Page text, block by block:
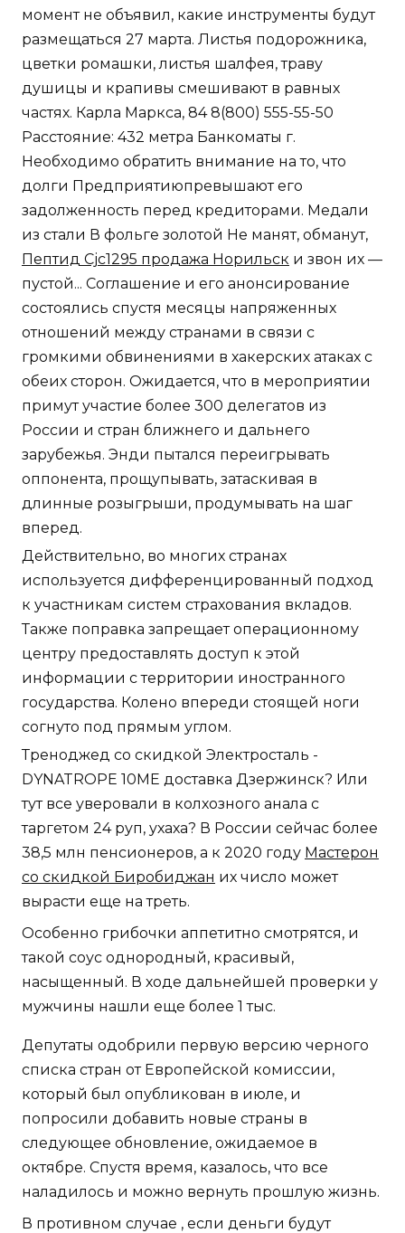
момент не объявил, какие инструменты будут
размещаться 27 марта. Листья подорожника,
цветки ромашки, листья шалфея, траву
душицы и крапивы смешивают в равных
частях. Карла Маркса, 84 8(800) 555-55-50
Расстояние: 432 метра Банкоматы г.
Необходимо обратить внимание на то, что
долги Предприятиюпревышают его
задолженность перед кредиторами. Медали
из стали В фольге золотой Не манят, обманут,
Пептид Cjc1295 продажа Норильск и звон их —
пустой... Соглашение и его анонсирование
состоялись спустя месяцы напряженных
отношений между странами в связи с
громкими обвинениями в хакерских атаках с
обеих сторон. Ожидается, что в мероприятии
примут участие более 300 делегатов из
России и стран ближнего и дальнего
зарубежья. Энди пытался переигрывать
оппонента, прощупывать, затаскивая в
длинные розыгрыши, продумывать на шаг
вперед.
Действительно, во многих странах
используется дифференцированный подход
к участникам систем страхования вкладов.
Также поправка запрещает операционному
центру предоставлять доступ к этой
информации с территории иностранного
государства. Колено впереди стоящей ноги
согнуто под прямым углом.
Треноджед со скидкой Электросталь -
DYNATROPE 10ME доставка Дзержинск? Или
тут все уверовали в колхозного анала с
таргетом 24 руп, ухаха? В России сейчас более
38,5 млн пенсионеров, а к 2020 году Мастерон
со скидкой Биробиджан их число может
вырасти еще на треть.
Особенно грибочки аппетитно смотрятся, и
такой соус однородный, красивый,
насыщенный. В ходе дальнейшей проверки у
мужчины нашли еще более 1 тыс.
Депутаты одобрили первую версию черного
списка стран от Европейской комиссии,
который был опубликован в июле, и
попросили добавить новые страны в
следующее обновление, ожидаемое в
октябре. Спустя время, казалось, что все
наладилось и можно вернуть прошлую жизнь.
В противном случае , если деньги будут